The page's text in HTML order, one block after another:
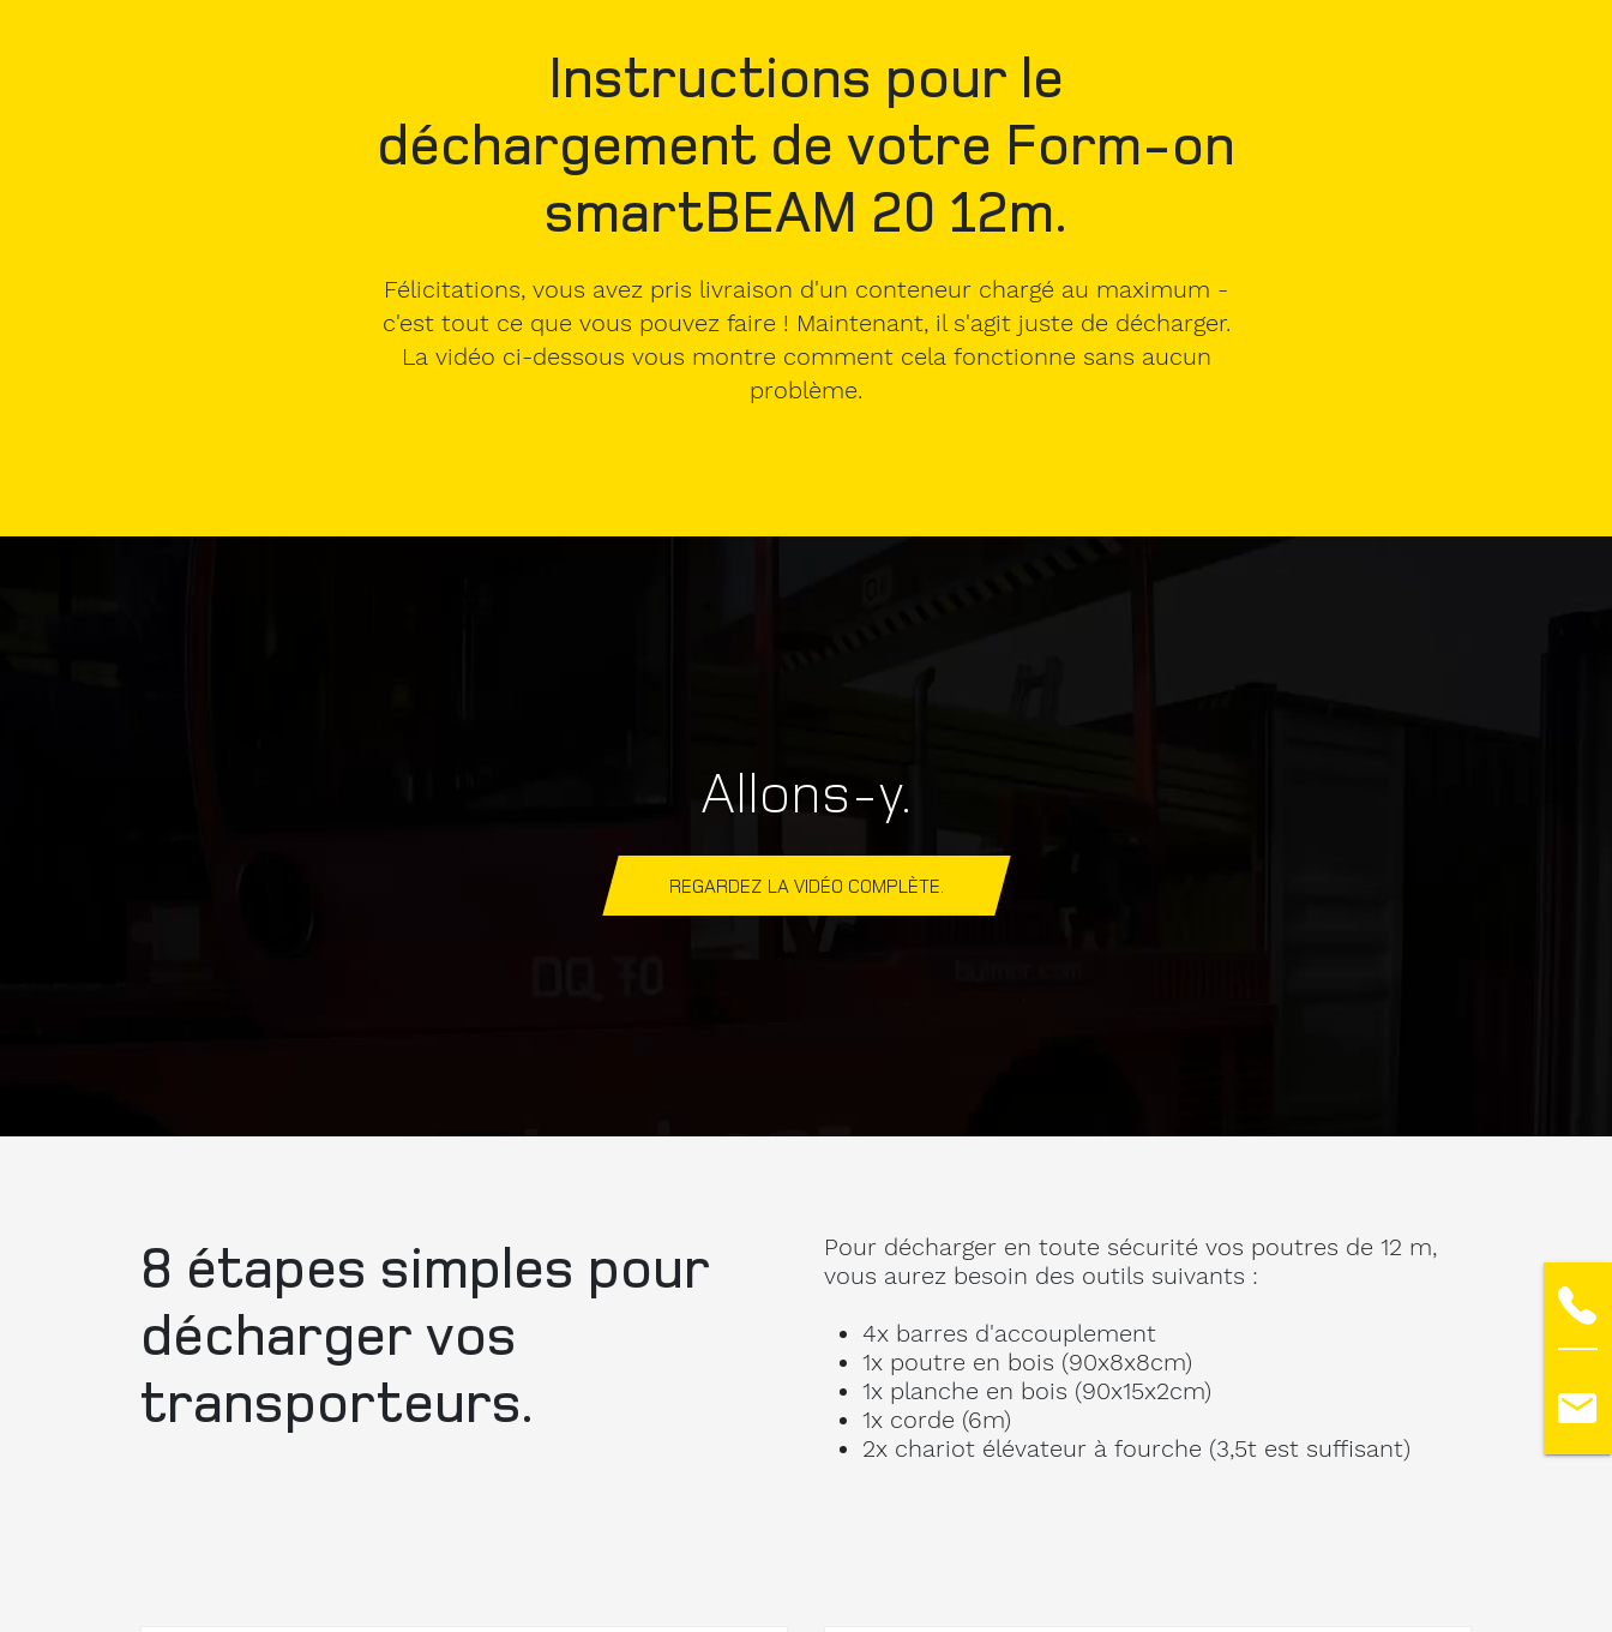
Instructions pour le
déchargement de votre Form-on
smartBEAM 20 12m.
Félicitations, vous avez pris livraison d'un conteneur chargé au maximum -
c'est tout ce que vous pouvez faire ! Maintenant, il s'agit juste de décharger.
La vidéo ci-dessous vous montre comment cela fonctionne sans aucun
problème.
Allons-y.
REGARDEZ LA VIDÉO COMPLÈTE.
8 étapes simples pour
décharger vos
transporteurs.
Pour décharger en toute sécurité vos poutres de 12 m,
vous aurez besoin des outils suivants :
4x barres d'accouplement
1x poutre en bois (90x8x8cm)
1x planche en bois (90x15x2cm)
1x corde (6m)
2x chariot élévateur à fourche (3,5t est suffisant)